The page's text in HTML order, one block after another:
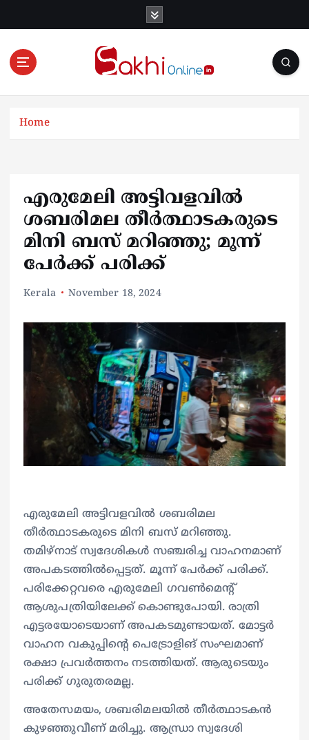
Online News Portal
Home
എരുമേലി അട്ടിവളവില്‍
ശബരിമല തീര്‍ത്ഥാടകരുടെ
മിനി ബസ് മറിഞ്ഞു; മൂന്ന്
പേര്‍ക്ക് പരിക്ക്
Kerala November 18, 2024
എരുമേലി അട്ടിവളവില്‍ ശബരിമല
തീര്‍ത്ഥാടകരുടെ മിനി ബസ് മറിഞ്ഞു.
തമിഴ്‌നാട് സ്വദേശികള്‍ സഞ്ചരിച്ച വാഹനമാണ്
അപകടത്തില്‍പ്പെട്ടത്. മൂന്ന് പേര്‍ക്ക് പരിക്ക്.
പരിക്കേറ്റവരെ എരുമേലി ഗവണ്‍മെന്റ്
ആശുപത്രിയിലേക്ക് കൊണ്ടുപോയി. രാത്രി
എട്ടരയോടെയാണ് അപകടമുണ്ടായത്. മോട്ടര്‍
വാഹന വകുപ്പിന്റെ പെട്രോളിങ് സംഘമാണ്
രക്ഷാ പ്രവര്‍ത്തനം നടത്തിയത്. ആരുടെയും
പരിക്ക് ഗുരുതരമല്ല.
അതേസമയം, ശബരിമലയില്‍ തീര്‍ത്ഥാടകന്‍
കുഴഞ്ഞുവീണ് മരിച്ചു. ആന്ധ്രാ സ്വദേശി